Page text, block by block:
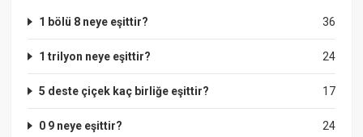
36
1 bölü 8 neye eşittir?
24
1 trilyon neye eşittir?
17
5 deste çiçek kaç birliğe eşittir?
24
0 9 neye eşittir?